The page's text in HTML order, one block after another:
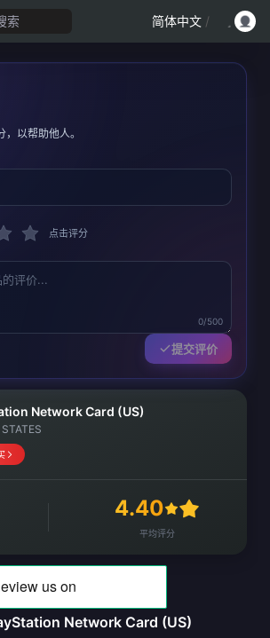
索 简体中文 /
以帮助他人。
点击评分
0/500
提交评价
Network Card (US)
4.40
平均评分
Network Card (US)